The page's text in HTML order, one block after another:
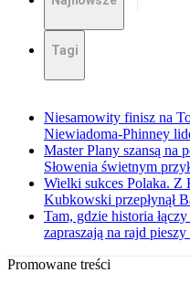
Tagi
Niesamowity finisz na
Niewiadoma-Phinney
Master Plany szansą na
Słowenia świetnym
Wielki sukces Polaka. Z
Kubkowski przepłynął
Tam, gdzie historia
zapraszają na rajd
Promowane treści